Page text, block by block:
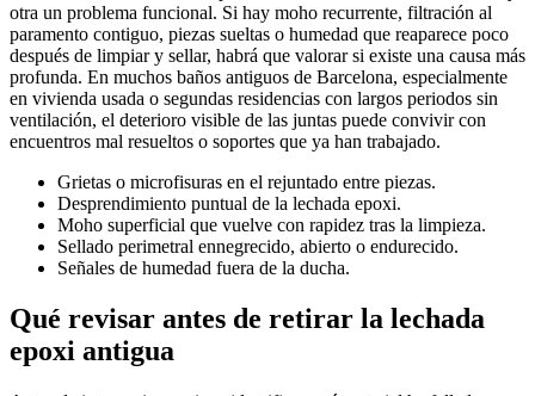
otra un problema funcional. Si hay moho recurrente, filtración al
paramento contiguo, piezas sueltas o humedad que reaparece poco
después de limpiar y sellar, habrá que valorar si existe una causa más
profunda. En muchos baños antiguos de Barcelona, especialmente
en vivienda usada o segundas residencias con largos periodos sin
ventilación, el deterioro visible de las juntas puede convivir con
encuentros mal resueltos o soportes que ya han trabajado.
Grietas o microfisuras en el rejuntado entre piezas.
Desprendimiento puntual de la lechada epoxi.
Moho superficial que vuelve con rapidez tras la limpieza.
Sellado perimetral ennegrecido, abierto o endurecido.
Señales de humedad fuera de la ducha.
Qué revisar antes de retirar la lechada
epoxi antigua